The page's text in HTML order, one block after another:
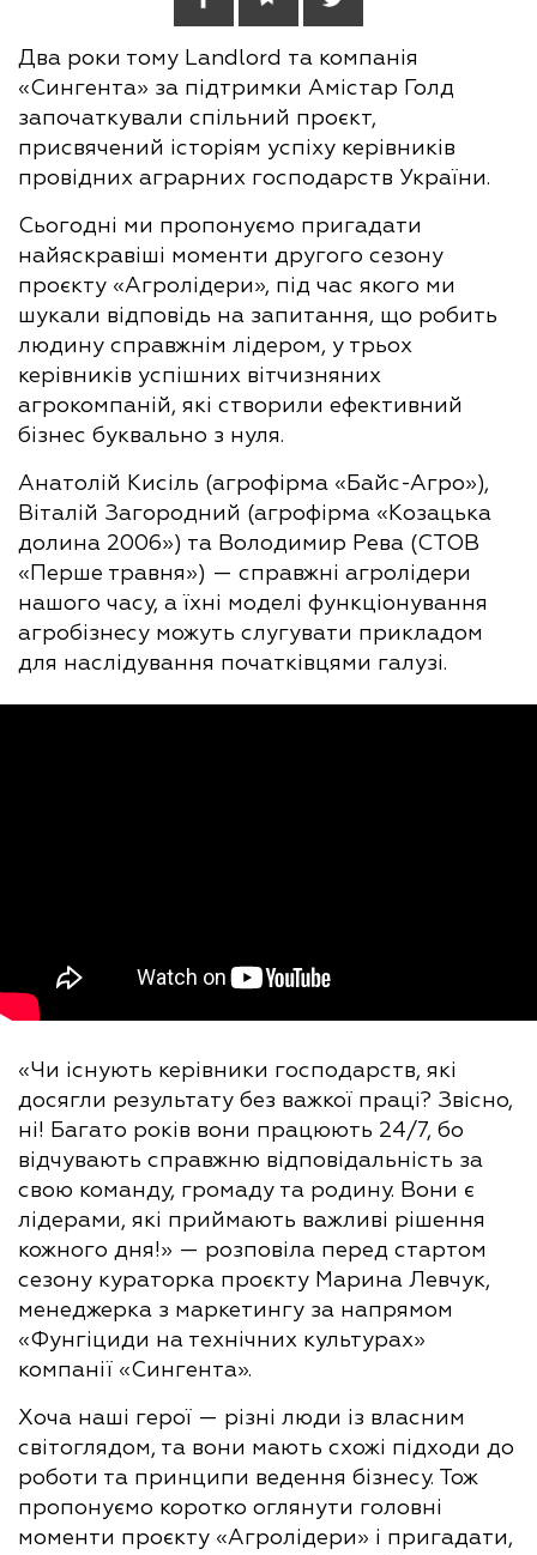
Два роки тому Landlord та компанія
«Сингента» за підтримки Амістар Голд
започаткували спільний проєкт,
присвячений історіям успіху керівників
провідних аграрних господарств України.
Сьогодні ми пропонуємо пригадати
найяскравіші моменти другого сезону
проєкту «Агролідери», під час якого ми
шукали відповідь на запитання, що робить
людину справжнім лідером, у трьох
керівників успішних вітчизняних
агрокомпаній, які створили ефективний
бізнес буквально з нуля.
Анатолій Кисіль (агрофірма «Байс-Агро»),
Віталій Загородний (агрофірма «Козацька
долина 2006») та Володимир Рева (СТОВ
«Перше травня») — справжні агролідери
нашого часу, а їхні моделі функціонування
агробізнесу можуть слугувати прикладом
для наслідування початківцями галузі.
«Чи існують керівники господарств, які
досягли результату без важкої праці? Звісно,
ні! Багато років вони працюють 24/7, бо
відчувають справжню відповідальність за
свою команду, громаду та родину. Вони є
лідерами, які приймають важливі рішення
кожного дня!» — розповіла перед стартом
сезону кураторка проєкту Марина Левчук,
менеджерка з маркетингу за напрямом
«Фунгіциди на технічних культурах»
компанії «Сингента».
Хоча наші герої — різні люди із власним
світоглядом, та вони мають схожі підходи до
роботи та принципи ведення бізнесу. Тож
пропонуємо коротко оглянути головні
моменти проєкту «Агролідери» і пригадати,